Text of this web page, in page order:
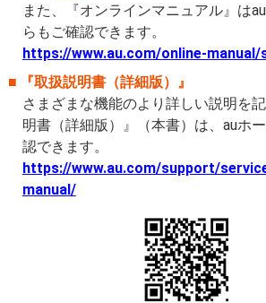
また、『オンラインマニュアル』は
らもご確認できます。
https://www.au.com/online-manual/
『取扱説明書（詳細版）』
さまざまな機能のより詳しい説明を
明書（詳細版）』（本書）は、auホ
認できます。
https://www.au.com/support/
manual/